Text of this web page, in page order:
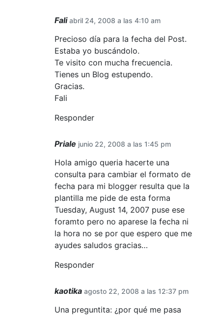
Fali abril 24, 2008 a las 4:10 am
Precioso día para la fecha del Post.
Estaba yo buscándolo.
Te visito con mucha frecuencia.
Tienes un Blog estupendo.
Gracias.
Fali
Responder
Priale junio 22, 2008 a las 1:45 pm
Hola amigo queria hacerte una
consulta para cambiar el formato de
fecha para mi blogger resulta que la
plantilla me pide de esta forma
Tuesday, August 14, 2007 puse ese
foramto pero no aparese la fecha ni
la hora no se por que espero que me
ayudes saludos gracias…
Responder
kaotika agosto 22, 2008 a las 12:37 pm
Una preguntita: ¿por qué me pasa